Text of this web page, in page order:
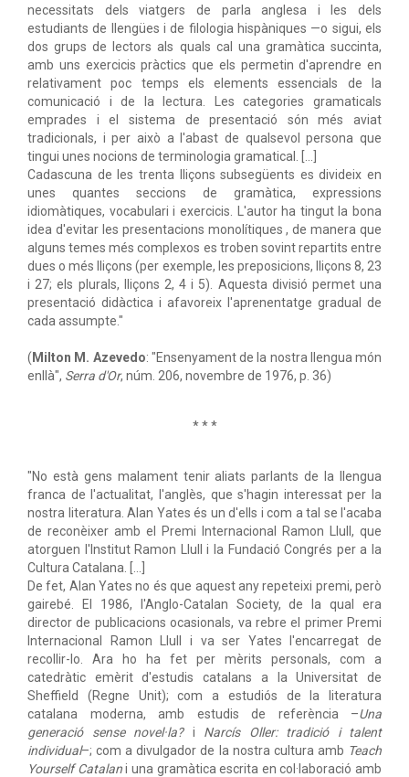
necessitats dels viatgers de parla anglesa i les dels
estudiants de llengües i de filologia hispàniques —o sigui, els
dos grups de lectors als quals cal una gramàtica succinta,
amb uns exercicis pràctics que els permetin d'aprendre en
relativament poc temps els elements essencials de la
comunicació i de la lectura. Les categories gramaticals
emprades i el sistema de presentació són més aviat
tradicionals, i per això a l'abast de qualsevol persona que
tingui unes nocions de terminologia gramatical. [...]
Cadascuna de les trenta lliçons subsegüents es divideix en
unes quantes seccions de gramàtica, expressions
idiomàtiques, vocabulari i exercicis. L'autor ha tingut la bona
idea d'evitar les presentacions monolítiques , de manera que
alguns temes més complexos es troben sovint repartits entre
dues o més lliçons (per exemple, les preposicions, lliçons 8, 23
i 27; els plurals, lliçons 2, 4 i 5). Aquesta divisió permet una
presentació didàctica i afavoreix l'aprenentatge gradual de
cada assumpte."
( Milton M. Azevedo: "Ensenyament de la nostra llengua món
enllà", Serra d'Or, núm. 206, novembre de 1976, p. 36)
* * *
"No està gens malament tenir aliats parlants de la llengua
franca de l'actualitat, l'anglès, que s'hagin interessat per la
nostra literatura. Alan Yates és un d'ells i com a tal se l'acaba
de reconèixer amb el Premi Internacional Ramon Llull, que
atorguen l'Institut Ramon Llull i la Fundació Congrés per a la
Cultura Catalana. [...]
De fet, Alan Yates no és que aquest any repeteixi premi, però
gairebé. El 1986, l'Anglo-Catalan Society, de la qual era
director de publicacions ocasionals, va rebre el primer Premi
Internacional Ramon Llull i va ser Yates l'encarregat de
recollir-lo. Ara ho ha fet per mèrits personals, com a
catedràtic emèrit d'estudis catalans a la Universitat de
Sheffield (Regne Unit); com a estudiós de la literatura
catalana moderna, amb estudis de referència –Una
generació sense novel·la?i Narcís Oller: tradició i talent
individual–; com a divulgador de la nostra cultura amb Teach
Yourself Catalani una gramàtica escrita en col·laboració amb